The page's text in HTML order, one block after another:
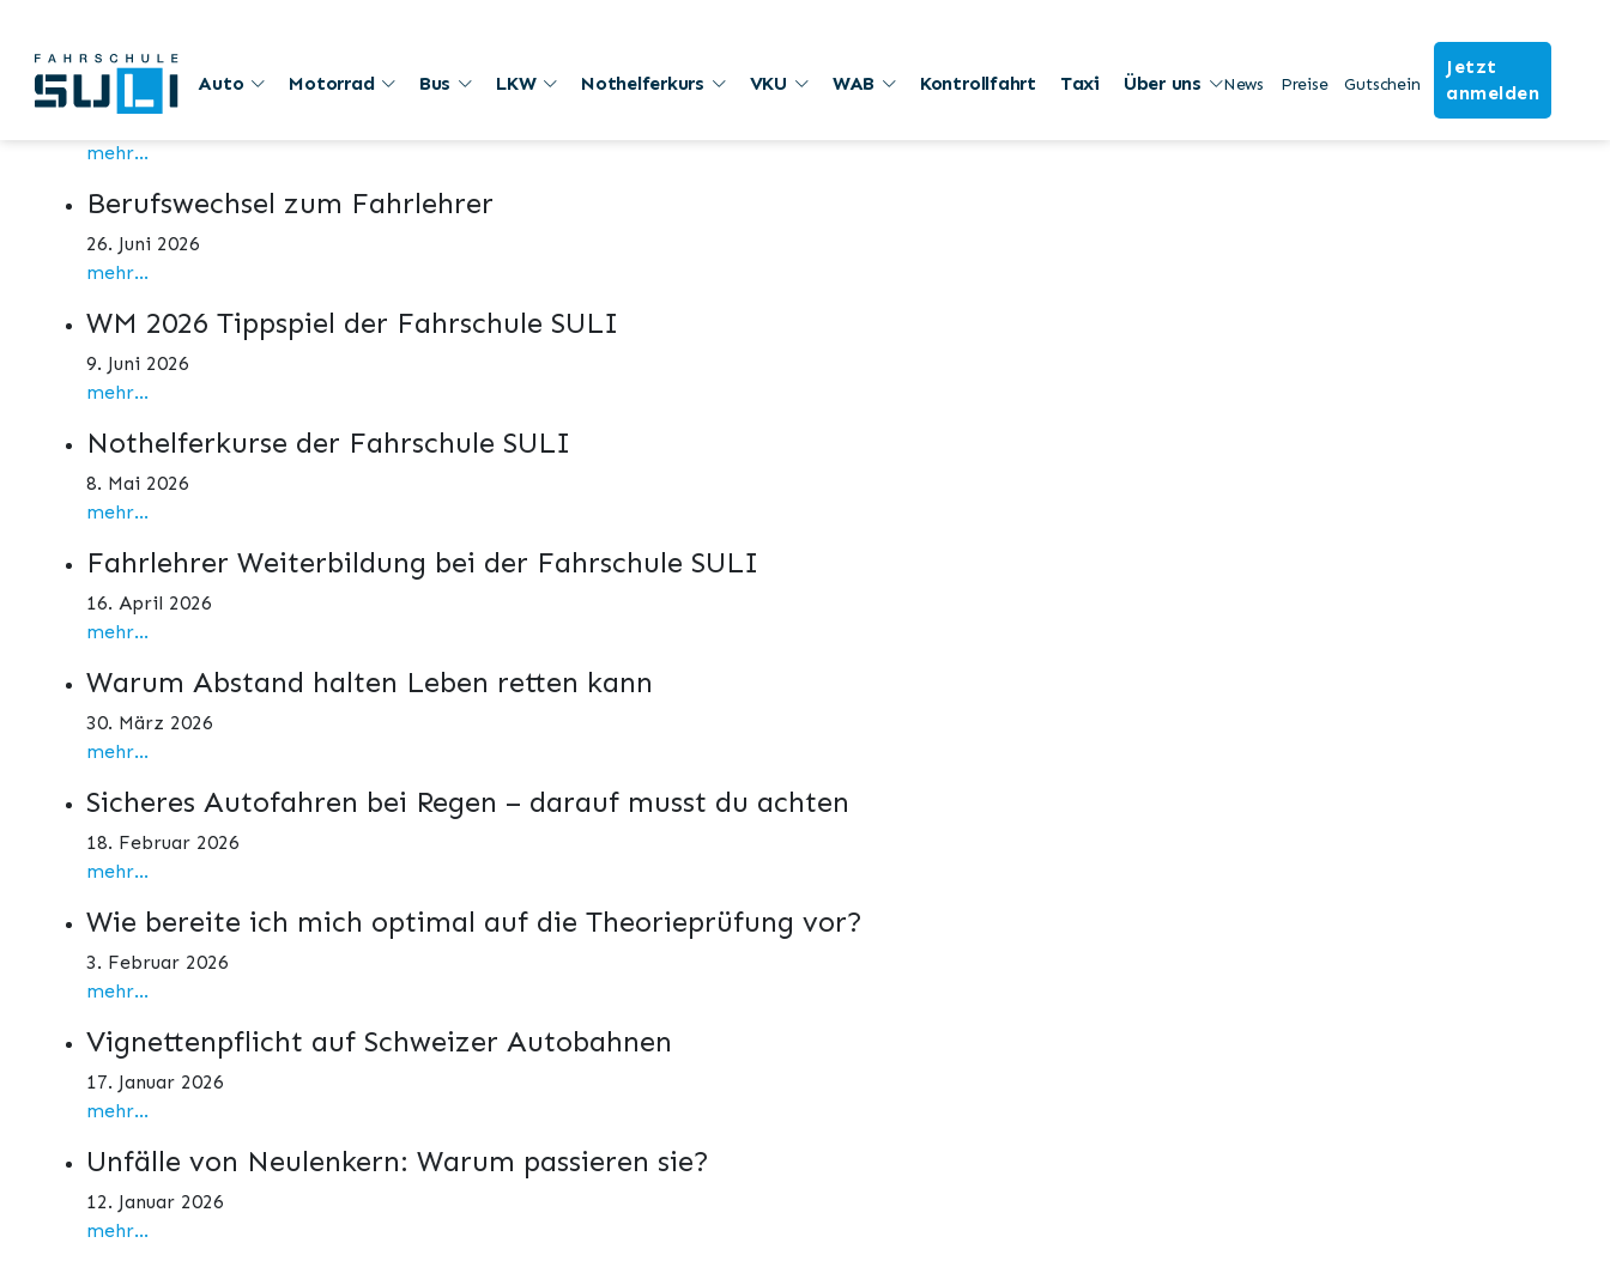
Auto Motorrad Bus LKW Nothelferkurs VKU WAB Kontrollfahrt Taxi Über uns News Preise Gutschein
Jetzt
anmelden
1. August
mehr...
Berufswechsel zum Fahrlehrer
26. Juni 2026
mehr...
WM 2026 Tippspiel der Fahrschule SULI
9. Juni 2026
mehr...
Nothelferkurse der Fahrschule SULI
8. Mai 2026
mehr...
Fahrlehrer Weiterbildung bei der Fahrschule SULI
16. April 2026
mehr...
Warum Abstand halten Leben retten kann
30. März 2026
mehr...
Sicheres Autofahren bei Regen – darauf musst du achten
18. Februar 2026
mehr...
Wie bereite ich mich optimal auf die Theorieprüfung vor?
3. Februar 2026
mehr...
Vignettenpflicht auf Schweizer Autobahnen
17. Januar 2026
mehr...
Unfälle von Neulenkern: Warum passieren sie?
12. Januar 2026
mehr...